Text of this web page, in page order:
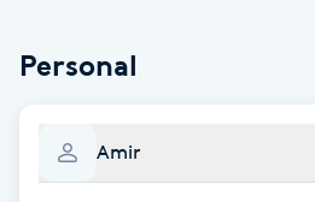
Bröllopsuppsättning
Celluliter
Personal
Amir